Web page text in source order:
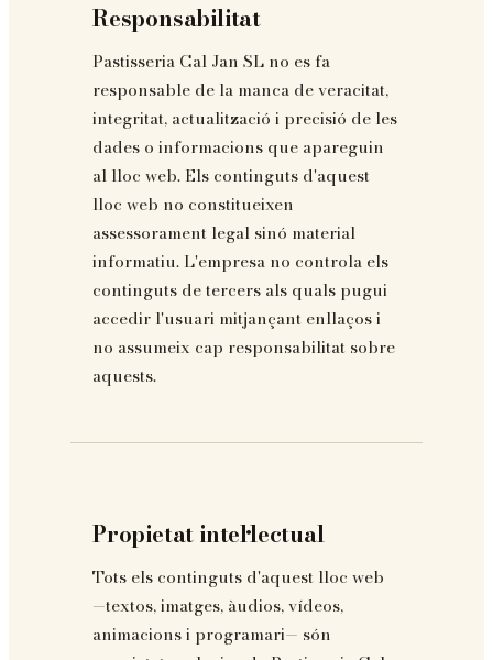
Responsabilitat
Pastisseria Cal Jan SL no es fa
responsable de la manca de veracitat,
integritat, actualització i precisió de les
dades o informacions que apareguin
al lloc web. Els continguts d'aquest
lloc web no constitueixen
assessorament legal sinó material
informatiu. L'empresa no controla els
continguts de tercers als quals pugui
accedir l'usuari mitjançant enllaços i
no assumeix cap responsabilitat sobre
aquests.
Propietat intel·lectual
Tots els continguts d'aquest lloc web
—textos, imatges, àudios, vídeos,
animacions i programari— són